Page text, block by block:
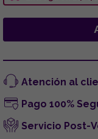
Atención al
Pago 100%
Servicio Post-